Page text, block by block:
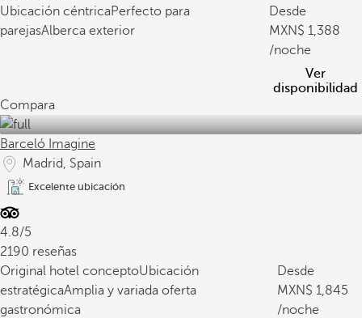
Ubicación céntricaPerfecto para
parejasAlberca exterior
Desde
1,388
/noche
Ver
disponibilidad
Compara
Barceló Imagine
Madrid, Spain
Excelente ubicación
4.8/5
2190 reseñas
Original hotel conceptoUbicación
estratégicaAmplia y variada oferta
gastronómica
Desde
1,845
/noche